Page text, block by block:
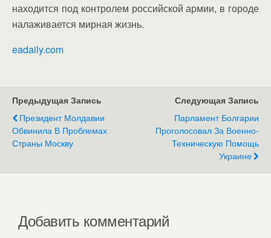
находится под контролем российской армии, в городе
налаживается мирная жизнь.
eadaily.com
Предыдущая Запись
Президент Молдавии
Обвинила В Проблемах
Страны Москву
Следующая Запись
Парламент Болгарии
Проголосовал За Военно-
Техническую Помощь
Украине
Добавить комментарий